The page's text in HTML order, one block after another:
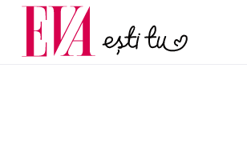
Carieră
Actualitate